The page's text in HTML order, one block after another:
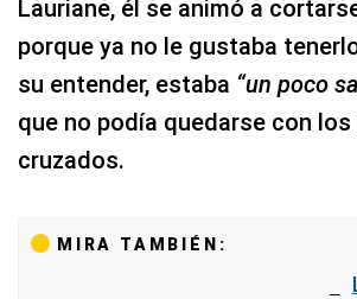
Lauriane, él se animó a
porque ya no le gustaba
su entender, estaba “un poco
que no podía quedarse con los
cruzados.
MIRA TAMBIÉN: